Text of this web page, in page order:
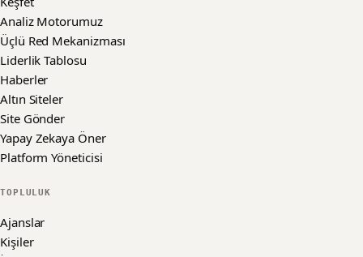
Analiz Motorumuz
Üçlü Red Mekanizması
Liderlik Tablosu
Haberler
Altın Siteler
Site Gönder
Yapay Zekaya Öner
Platform Yöneticisi
TOPLULUK
Ajanslar
Kişiler